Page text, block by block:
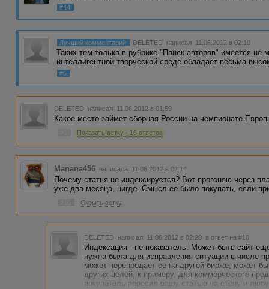
#44
Лучший комментарий DELETED написал 11.06.2012 в 02:10
Таких тем только в рубрике "Поиск авторов" имеется
интеллигентной творческой среде обладает весьма
#5
DELETED написал 11.06.2012 в 01:59
Какое место займет сборная России на чемпионате
Показать ветку - 16 ответов
Manana456 написала 11.06.2012 в 02:14
Почему статья не индексируется? Вот прогоняю через
уже два месяца, нигде. Смысл ее было покупать, если
Скрыть ветку
DELETED написал 11.06.2012 в 02:20 в ответ на #10
Индексация - не показатель. Может быть сайт
нужна была для исправления ситуации в числе
может перепродает ее на другой бирже, может
других целей, к примеру, для коммерческого
покупатель повесил вашу статью на стену и